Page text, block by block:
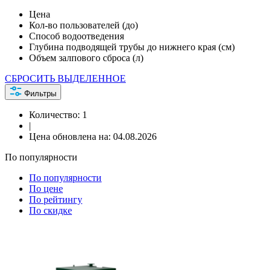
Цена
Кол-во пользователей (до)
Способ водоотведения
Глубина подводящей трубы до нижнего края (см)
Объем залпового сброса (л)
СБРОСИТЬ ВЫДЕЛЕННОЕ
Фильтры
Количество: 1
|
Цена обновлена на: 04.08.2026
По популярности
По популярности
По цене
По рейтингу
По скидке